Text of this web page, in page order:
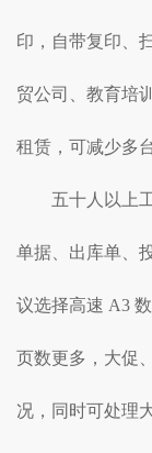
印，自带复印、
贸公司、教育培
租赁，可减少多
五十人以上
单据、出库单、
议选择高速 A3
页数更多，大促
况，同时可处理